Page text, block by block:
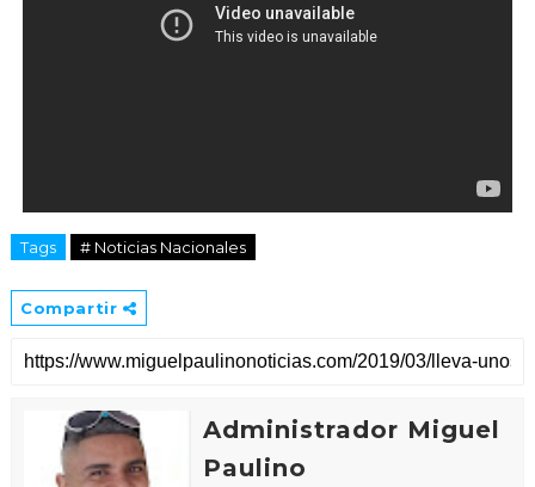
Tags # Noticias Nacionales
Compartir
Administrador Miguel
Paulino